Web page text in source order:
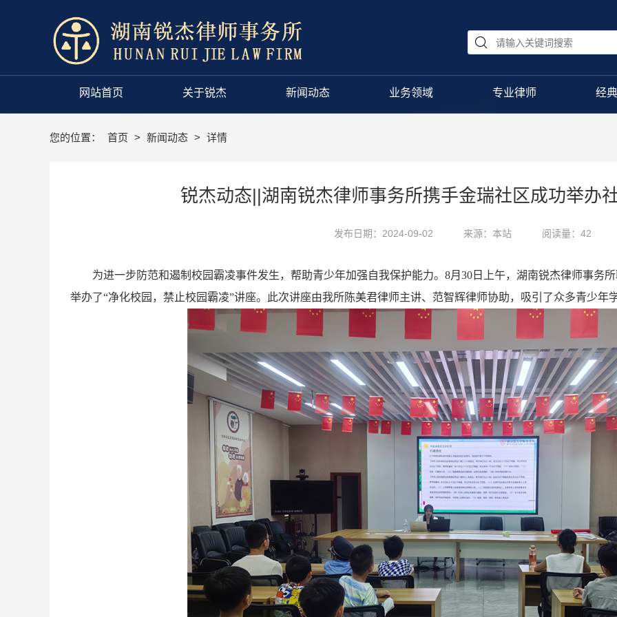
网站首页 关于锐杰 新闻动态 业务领域 专业律师 经
您的位置： 首页 > 新闻动态 > 详情
锐杰动态||湖南锐杰律师事务所携手金瑞社区成功举办
发布日期：2024-09-02 来源：本站 阅读量：42
为进一步防范和遏制校园霸凌事件发生，帮助青少年加强自我保护能力。8月30日上午，湖南锐杰律师事务
举办了“净化校园，禁止校园霸凌”讲座。此次讲座由我所陈美君律师主讲、范智辉律师协助，吸引了众多青少年